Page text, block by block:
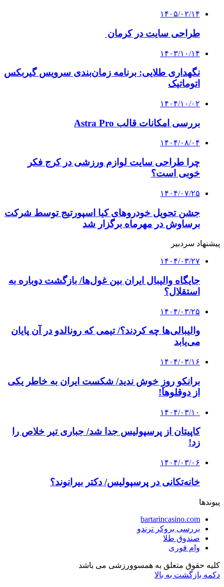
۱۴۰۵/۰۲/۱۴
طراحی سایت در کرمان
۱۴۰۳/۱۰/۱۴
نگهداری طلایی: برنامه زمان‌بندی سرویس گیربکس
اتوماتیک
۱۴۰۴/۱۰/۰۲
بررسی امکانات قالب Astra Pro
۱۴۰۴/۰۸/۰۴
چرا طراحی سایت لوازم ورزشی در کرج فکر
خوبی است؟
۱۴۰۴/۰۷/۲۵
جشن تحویل خودروهای کیا اسپورتیج توسط شرکت
برساوش در مهرماه برگزار شد
پیشنهاد سردبیر
۱۴۰۴/۰۳/۲۷
جایگاه والیبال ایران بین غول‌ها/ بازگشت دوباره به
استقلال؟
۱۴۰۴/۰۳/۲۵
والیبالی‌ها چه کردند؟/ تیمی که رونالدو در آن پایان
می‌یابد
۱۴۰۴/۰۳/۱۶
برانکو روزِ خوش ندید/ شکست ایران به خاطر یکی
از دوقلوها!
۱۴۰۴/۰۳/۱۰
کاپیتان از پرسپولیس جدا شد/ جباری تیر خلاص را
زد!
۱۴۰۴/۰۳/۰۶
خانه‌تکانی در پرسپولیس/ دکتر بیرانوند؟
پیوندها
bartarincasino.com
بررسی بروکر ترندو
صندوق طلا
وام فوری
کلیه حقوق متعلق به همسوورزشی می باشد
دکمه بازگشت به بالا